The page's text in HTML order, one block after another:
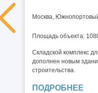
Москва,
Площадь объекта:
Складской комплекс
дополнен новым
строительства.
ПОДРОБНЕЕ